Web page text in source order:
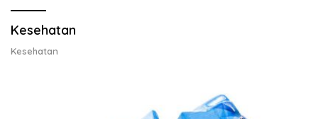
Kesehatan
Kesehatan